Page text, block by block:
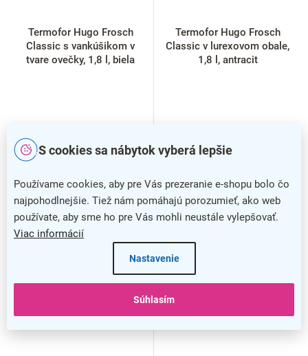
S cookies sa nábytok vyberá lepšie
Používame cookies, aby pre Vás prezeranie e-shopu bolo čo
najpohodlnejšie. Tiež nám pomáhajú porozumieť, ako web
používate, aby sme ho pre Vás mohli neustále vylepšovať.
Viac informácií
Nastavenie
Súhlasím
Termofor Hugo Frosch
Classic s vankúšikom v
tvare ovečky, 1,8 l, biela
Termofor Hugo Frosch
Classic v lurexovom obale,
1,8 l, antracit